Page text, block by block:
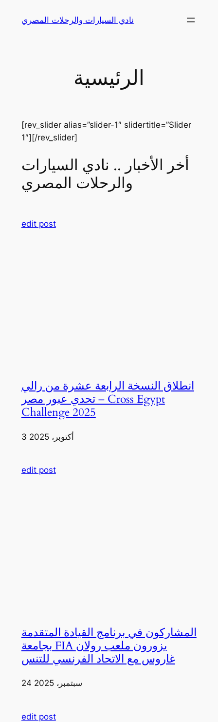
نادي السيارات والرحلات المصري
الرئيسية
[rev_slider alias=”slider-1″ slidertitle=”Slider
1″][/rev_slider]
أخر الأخبار .. نادي السيارات
والرحلات المصري
edit post
انطلاق النسخة الرابعة عشرة من رالي
تحدي عبور مصر – Cross Egypt
Challenge 2025
3 أكتوبر، 2025
edit post
المشاركون في برنامج القيادة المتقدمة
بجامعة FIA يزورون ملعب رولان
غاروس مع الاتحاد الفرنسي للتنس
24 سبتمبر، 2025
edit post